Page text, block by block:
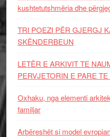
kushtetutshmëria dhe
TRI POEZI PËR GJERGJ
SKËNDERBEUN
LETËR E ARKIVIT TE
PERVJETORIN E PARE
Oxhaku, nga elementi
familjar
Arbëreshët si model